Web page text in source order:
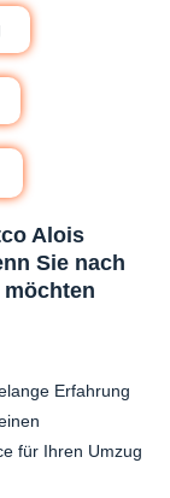
Alois
Sie nach
Erfahrung
für Ihren Umzug